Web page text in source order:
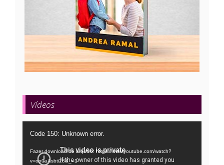
Vídeos
Tocador
vídeo
Code 150: Unknown error.
Fazer download do arquivo: https://www.youtube.com/watch?
v=oo0uAsbti28&_=1